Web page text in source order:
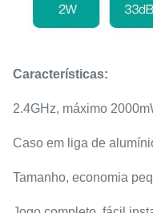
Características:
2.4GHz, máximo
Caso em liga de
Tamanho, economia